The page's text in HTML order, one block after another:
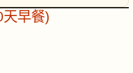
早餐)